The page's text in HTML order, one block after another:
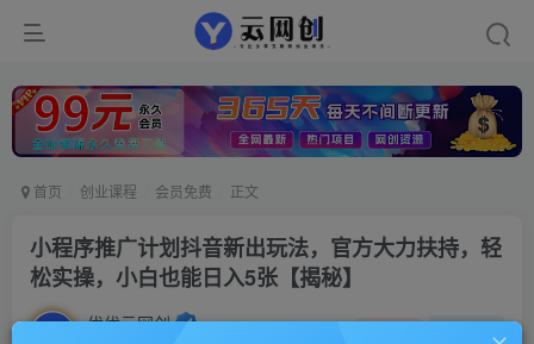
首页 创业课程 会员免费 正文
小程序推广计划抖音新出玩法，官方大力扶持，轻
松实操，小白也能日入5张【揭秘】
优优云网创 私信